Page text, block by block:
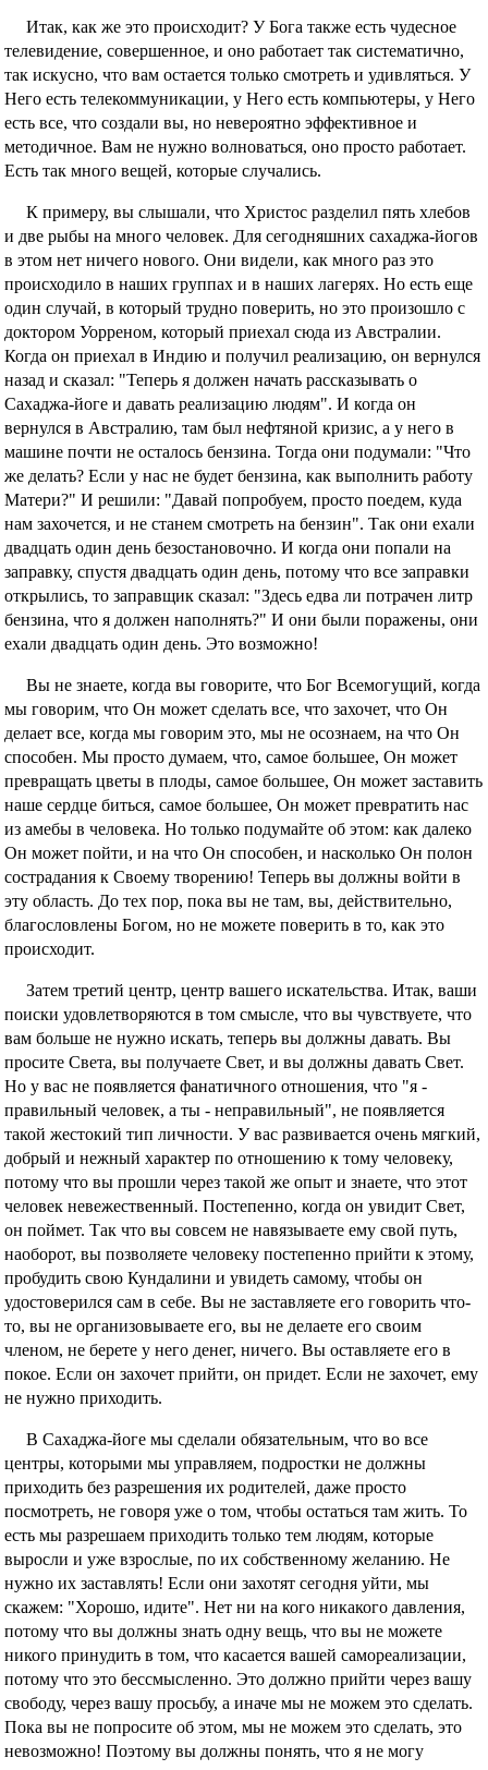
Итак, как же это происходит? У Бога также есть чудесное
телевидение, совершенное, и оно работает так систематично,
так искусно, что вам остается только смотреть и удивляться. У
Него есть телекоммуникации, у Него есть компьютеры, у Него
есть все, что создали вы, но невероятно эффективное и
методичное. Вам не нужно волноваться, оно просто работает.
Есть так много вещей, которые случались.
К примеру, вы слышали, что Христос разделил пять хлебов
и две рыбы на много человек. Для сегодняшних сахаджа-йогов
в этом нет ничего нового. Они видели, как много раз это
происходило в наших группах и в наших лагерях. Но есть еще
один случай, в который трудно поверить, но это произошло с
доктором Уорреном, который приехал сюда из Австралии.
Когда он приехал в Индию и получил реализацию, он вернулся
назад и сказал: "Теперь я должен начать рассказывать о
Сахаджа-йоге и давать реализацию людям". И когда он
вернулся в Австралию, там был нефтяной кризис, а у него в
машине почти не осталось бензина. Тогда они подумали: "Что
же делать? Если у нас не будет бензина, как выполнить работу
Матери?" И решили: "Давай попробуем, просто поедем, куда
нам захочется, и не станем смотреть на бензин". Так они ехали
двадцать один день безостановочно. И когда они попали на
заправку, спустя двадцать один день, потому что все заправки
открылись, то заправщик сказал: "Здесь едва ли потрачен литр
бензина, что я должен наполнять?" И они были поражены, они
ехали двадцать один день. Это возможно!
Вы не знаете, когда вы говорите, что Бог Всемогущий, когда
мы говорим, что Он может сделать все, что захочет, что Он
делает все, когда мы говорим это, мы не осознаем, на что Он
способен. Мы просто думаем, что, самое большее, Он может
превращать цветы в плоды, самое большее, Он может заставить
наше сердце биться, самое большее, Он может превратить нас
из амебы в человека. Но только подумайте об этом: как далеко
Он может пойти, и на что Он способен, и насколько Он полон
сострадания к Своему творению! Теперь вы должны войти в
эту область. До тех пор, пока вы не там, вы, действительно,
благословлены Богом, но не можете поверить в то, как это
происходит.
Затем третий центр, центр вашего искательства. Итак, ваши
поиски удовлетворяются в том смысле, что вы чувствуете, что
вам больше не нужно искать, теперь вы должны давать. Вы
просите Света, вы получаете Свет, и вы должны давать Свет.
Но у вас не появляется фанатичного отношения, что "я -
правильный человек, а ты - неправильный", не появляется
такой жестокий тип личности. У вас развивается очень мягкий,
добрый и нежный характер по отношению к тому человеку,
потому что вы прошли через такой же опыт и знаете, что этот
человек невежественный. Постепенно, когда он увидит Свет,
он поймет. Так что вы совсем не навязываете ему свой путь,
наоборот, вы позволяете человеку постепенно прийти к этому,
пробудить свою Кундалини и увидеть самому, чтобы он
удостоверился сам в себе. Вы не заставляете его говорить что-
то, вы не организовываете его, вы не делаете его своим
членом, не берете у него денег, ничего. Вы оставляете его в
покое. Если он захочет прийти, он придет. Если не захочет, ему
не нужно приходить.
В Сахаджа-йоге мы сделали обязательным, что во все
центры, которыми мы управляем, подростки не должны
приходить без разрешения их родителей, даже просто
посмотреть, не говоря уже о том, чтобы остаться там жить. То
есть мы разрешаем приходить только тем людям, которые
выросли и уже взрослые, по их собственному желанию. Не
нужно их заставлять! Если они захотят сегодня уйти, мы
скажем: "Хорошо, идите". Нет ни на кого никакого давления,
потому что вы должны знать одну вещь, что вы не можете
никого принудить в том, что касается вашей самореализации,
потому что это бессмысленно. Это должно прийти через вашу
свободу, через вашу просьбу, а иначе мы не можем это сделать.
Пока вы не попросите об этом, мы не можем это сделать, это
невозможно! Поэтому вы должны понять, что я не могу